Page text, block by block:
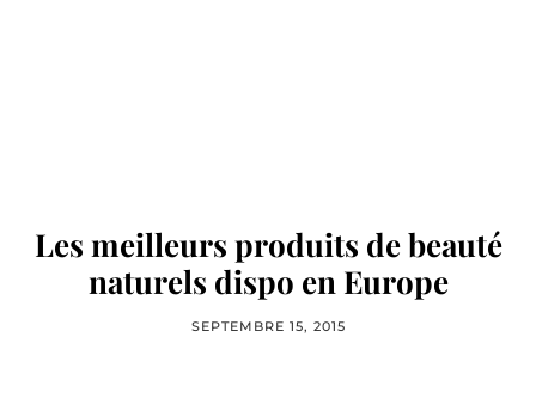
Les meilleurs produits de beauté
naturels dispo en Europe
SEPTEMBRE 15, 2015